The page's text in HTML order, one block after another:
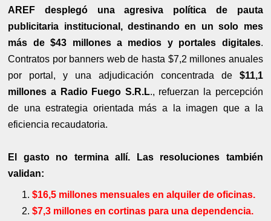
AREF desplegó una agresiva política de pauta
publicitaria institucional, destinando en un solo mes
más de $43 millones a medios y portales digitales.
Contratos por banners web de hasta $7,2 millones anuales
por portal, y una adjudicación concentrada de $11,1
millones a Radio Fuego S.R.L., refuerzan la percepción
de una estrategia orientada más a la imagen que a la
eficiencia recaudatoria.
El gasto no termina allí. Las resoluciones también
validan:
$16,5 millones mensuales en alquiler de oficinas.
$7,3 millones en cortinas para una dependencia.